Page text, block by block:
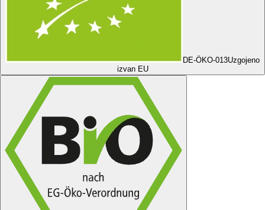
DE-ÖKO-013Uzgojeno
izvan EU